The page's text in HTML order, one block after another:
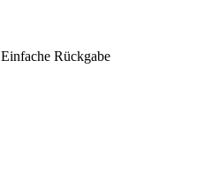
Einfache Rückgabe